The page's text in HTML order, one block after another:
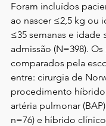
Foram incluídos
ao nascer ≤2,5 kg ou
≤35 semanas e idade
admissão (N=398).
comparados pela
entre: cirurgia de
procedimento híbrido
artéria pulmonar
n=76) e híbrido clínico